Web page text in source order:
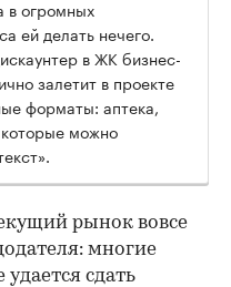
в огромных
ей делать нечего.
в ЖК бизнес-
залетит в проекте
форматы: аптека,
можно
рынок вовсе
многие
сдать